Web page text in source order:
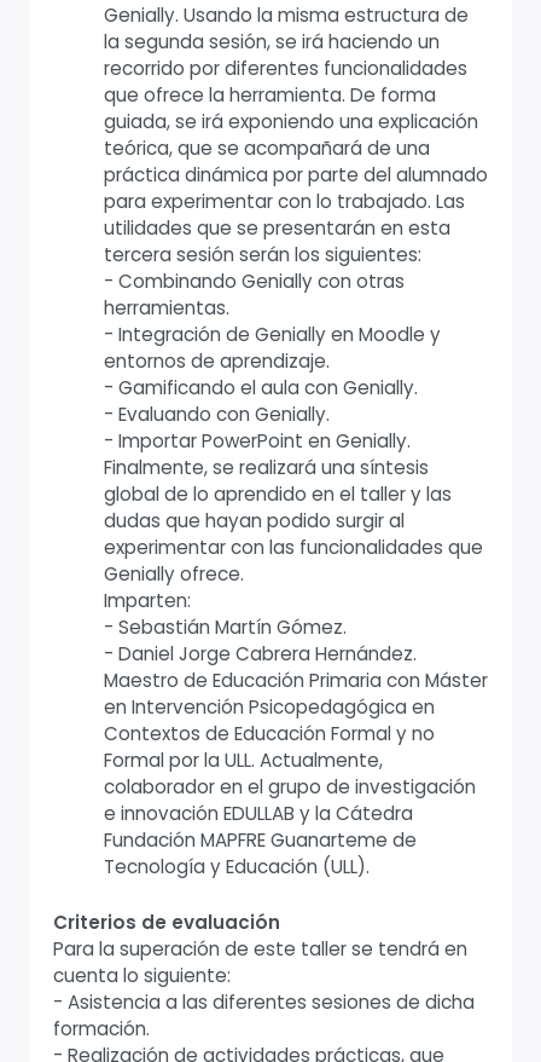
Genially. Usando la misma estructura de
la segunda sesión, se irá haciendo un
recorrido por diferentes funcionalidades
que ofrece la herramienta. De forma
guiada, se irá exponiendo una explicación
teórica, que se acompañará de una
práctica dinámica por parte del alumnado
para experimentar con lo trabajado. Las
utilidades que se presentarán en esta
tercera sesión serán los siguientes:
- Combinando Genially con otras
herramientas.
- Integración de Genially en Moodle y
entornos de aprendizaje.
- Gamificando el aula con Genially.
- Evaluando con Genially.
- Importar PowerPoint en Genially.
Finalmente, se realizará una síntesis
global de lo aprendido en el taller y las
dudas que hayan podido surgir al
experimentar con las funcionalidades que
Genially ofrece.
Imparten:
- Sebastián Martín Gómez.
- Daniel Jorge Cabrera Hernández.
Maestro de Educación Primaria con Máster
en Intervención Psicopedagógica en
Contextos de Educación Formal y no
Formal por la ULL. Actualmente,
colaborador en el grupo de investigación
e innovación EDULLAB y la Cátedra
Fundación MAPFRE Guanarteme de
Tecnología y Educación (ULL).
Criterios de evaluación
Para la superación de este taller se tendrá en
cuenta lo siguiente:
- Asistencia a las diferentes sesiones de dicha
formación.
- Realización de actividades prácticas, que